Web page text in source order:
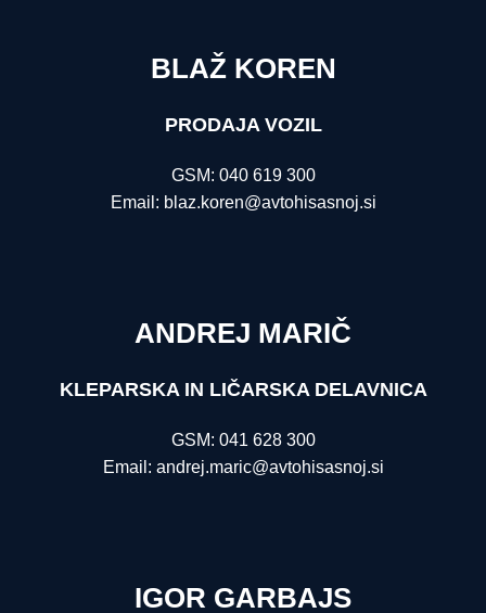
BLAŽ KOREN
PRODAJA VOZIL
GSM: 040 619 300
Email: blaz.koren@avtohisasnoj.si
ANDREJ MARIČ
KLEPARSKA IN LIČARSKA DELAVNICA
GSM: 041 628 300
Email: andrej.maric@avtohisasnoj.si
IGOR GARBAJS